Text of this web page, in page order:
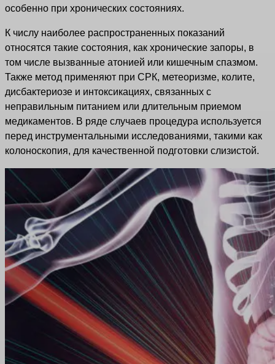
особенно при хронических состояниях.
К числу наиболее распространенных показаний
относятся такие состояния, как хронические запоры, в
том числе вызванные атонией или кишечным спазмом.
Также метод применяют при СРК, метеоризме, колите,
дисбактериозе и интоксикациях, связанных с
неправильным питанием или длительным приемом
медикаментов. В ряде случаев процедура используется
перед инструментальными исследованиями, такими как
колоноскопия, для качественной подготовки слизистой.